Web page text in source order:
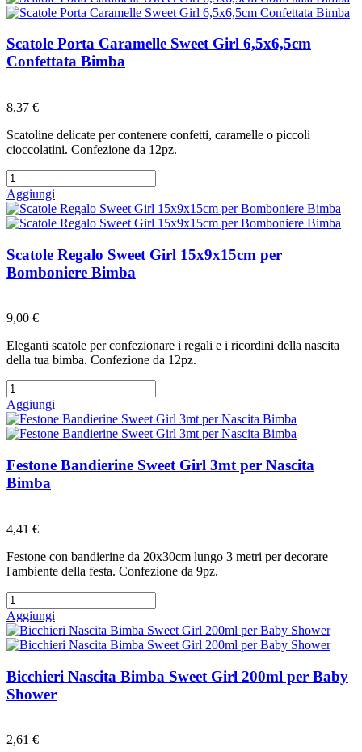
Scatole Porta Caramelle Sweet Girl 6,5x6,5cm
Confettata Bimba
8,37 €
Scatoline delicate per contenere confetti, caramelle o piccoli
cioccolatini. Confezione da 12pz.
Aggiungi
Scatole Regalo Sweet Girl 15x9x15cm per
Bomboniere Bimba
9,00 €
Eleganti scatole per confezionare i regali e i ricordini della nascita
della tua bimba. Confezione da 12pz.
Aggiungi
Festone Bandierine Sweet Girl 3mt per Nascita
Bimba
4,41 €
Festone con bandierine da 20x30cm lungo 3 metri per decorare
l'ambiente della festa. Confezione da 9pz.
Aggiungi
Bicchieri Nascita Bimba Sweet Girl 200ml per Baby
Shower
2,61 €